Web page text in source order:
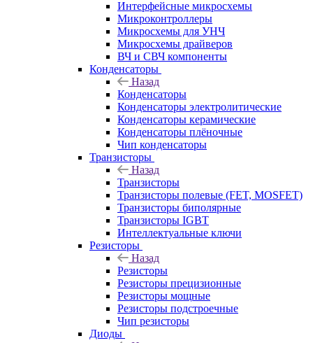
Интерфейсные микросхемы
Микроконтроллеры
Микросхемы для УНЧ
Микросхемы драйверов
ВЧ и СВЧ компоненты
Конденсаторы
Назад
Конденсаторы
Конденсаторы электролитические
Конденсаторы керамические
Конденсаторы плёночные
Чип конденсаторы
Транзисторы
Назад
Транзисторы
Транзисторы полевые (FET, MOSFET)
Транзисторы биполярные
Транзисторы IGBT
Интеллектуальные ключи
Резисторы
Назад
Резисторы
Резисторы прецизионные
Резисторы мощные
Резисторы подстроечные
Чип резисторы
Диоды